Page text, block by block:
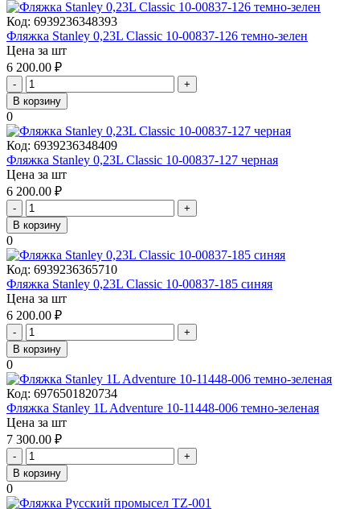
Код: 6939236348393
Фляжка Stanley 0,23L Classic 10-00837-126 темно-зелен
Цена за шт
6 200.00 ₽
-
+
В корзину
0
Код: 6939236348409
Фляжка Stanley 0,23L Classic 10-00837-127 черная
Цена за шт
6 200.00 ₽
-
+
В корзину
0
Код: 6939236365710
Фляжка Stanley 0,23L Classic 10-00837-185 синяя
Цена за шт
6 200.00 ₽
-
+
В корзину
0
Код: 6976501820734
Фляжка Stanley 1L Adventure 10-11448-006 темно-зеленая
Цена за шт
7 300.00 ₽
-
+
В корзину
0